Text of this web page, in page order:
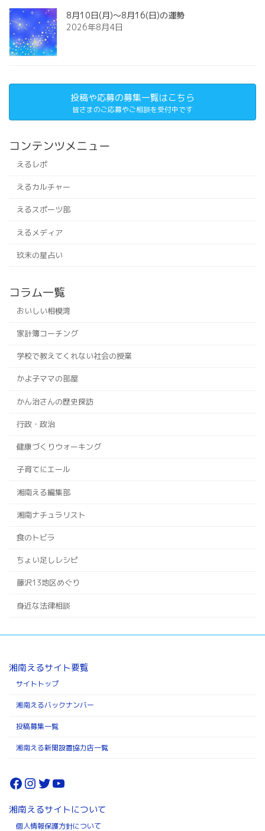
8月10日(月)～8月16(日)の運勢
2026年8月4日
投稿や応募の募集一覧はこちら
皆さまのご応募やご相談を受付中です
コンテンツメニュー
えるレポ
えるカルチャー
えるスポーツ部
えるメディア
玖未の星占い
コラム一覧
おいしい相模湾
家計簿コーチング
学校で教えてくれない社会の授業
かよ子ママの部屋
かん治さんの歴史探訪
行政・政治
健康づくりウォーキング
子育てにエール
湘南える編集部
湘南ナチュラリスト
食のトビラ
ちょい足しレシピ
藤沢13地区めぐり
身近な法律相談
湘南えるサイト要覧
サイトトップ
湘南えるバックナンバー
投稿募集一覧
湘南える新聞設置協力店一覧
Facebook
Instagram
Twitter
YouTube
湘南えるサイトについて
個人情報保護方針について